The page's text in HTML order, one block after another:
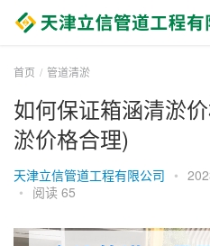
首页 管道清淤
如何保证箱涵清淤
淤价格合理)
天津立信管道工程有限公司 •
• 阅读 65